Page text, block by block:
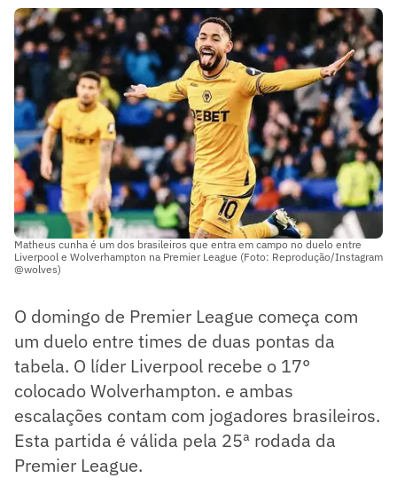
Matheus cunha é um dos brasileiros que entra em campo no duelo entre
Liverpool e Wolverhampton na Premier League (Foto: Reprodução/Instagram
@wolves)
O domingo de Premier League começa com
um duelo entre times de duas pontas da
tabela. O líder Liverpool recebe o 17°
colocado Wolverhampton. e ambas
escalações contam com jogadores brasileiros.
Esta partida é válida pela 25ª rodada da
Premier League.